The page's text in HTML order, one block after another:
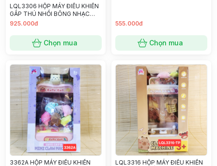
LQL3306 HỘP MÁY ĐIỀU KHIỂN
GẮP THÚ NHỒI BÔNG NHẠC
ĐÈN, SẠC USB
925.000đ
Chọn mua
555.000đ
Chọn mua
3362A HỘP MÁY ĐIỀU KHIỂN LQL3316 HỘP MÁY ĐIỀU KHIỂN